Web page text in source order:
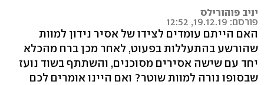
יניב פוהורילס
פורסם: 19.12.19, 12:52
האם הייתם עומדים לצידו של אסיר נידון למוות
שהורשע בהתעללות בפעוט, לאחר מכן ברח מהכלא
יחד עם שישה אסירים מסוכנים, והשתתף בשוד נועז
שבסופו נורה למוות שוטר? ואם היינו אומרים לכם